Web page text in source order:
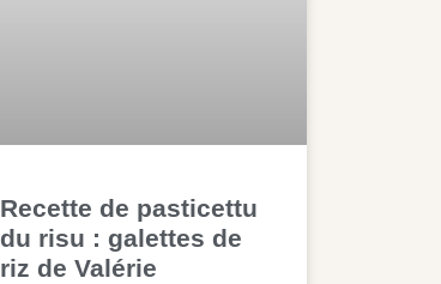
Recette de pasticettu
du risu : galettes de
riz de Valérie